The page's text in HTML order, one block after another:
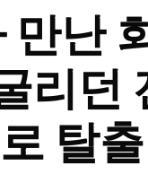
만난
리던
탈